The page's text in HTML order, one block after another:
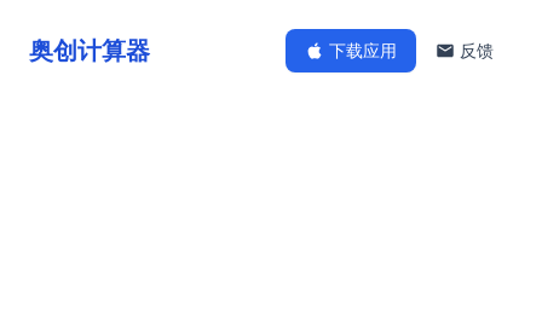
奥创计算器 下载应用 反馈